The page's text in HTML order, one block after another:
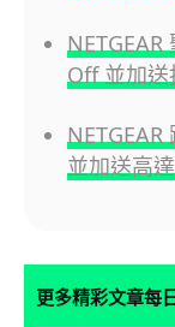
Off 並加送
並加送高
更多精彩文章每